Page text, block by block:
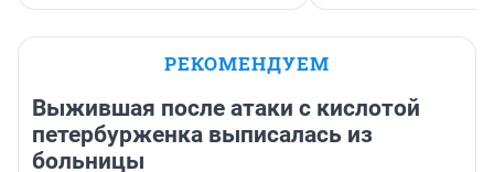
РЕКОМЕНДУЕМ
Выжившая после атаки с кислотой
петербурженка выписалась из
больницы